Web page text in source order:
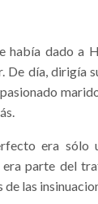
había dado a
De día, dirigía
era sólo
parte del
las